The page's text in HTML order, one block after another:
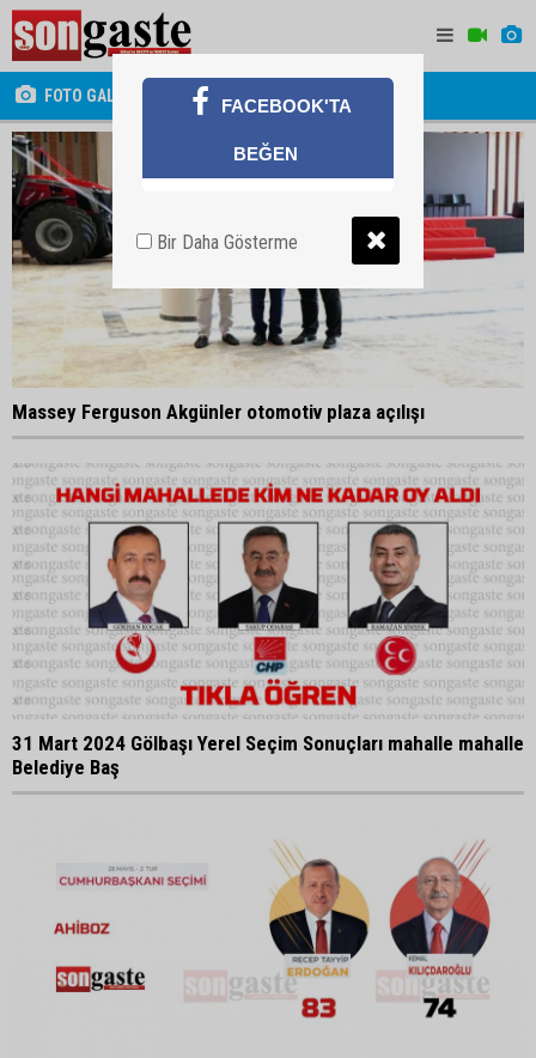
FOTO GALERİ
Massey Ferguson Akgünler otomotiv plaza açılışı
31 Mart 2024 Gölbaşı Yerel Seçim Sonuçları mahalle mahalle
Belediye Baş
FACEBOOK'TA
BEĞEN
Bir Daha Gösterme